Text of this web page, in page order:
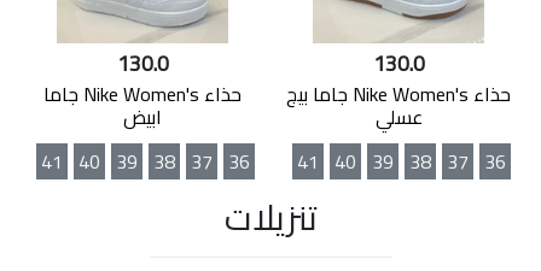
130.0
حذاء Nike Women's جاما بيج
عسلي
36
37
38
39
40
41
130.0
حذاء Nike Women's جاما
ابيض
36
37
38
39
40
41
تنزيلات